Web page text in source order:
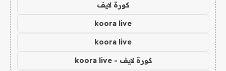
كورة لايف
koora live
koora live
كورة لايف - koora live